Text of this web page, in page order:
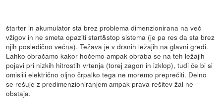
štarter in akumulator sta brez problema dimenzionirana na več
vžigov in ne smeta opaziti start&stop sistema (je pa res da sta brez
njih posledično večna). Težava je v drsnih ležajih na glavni gredi.
Lahko obračamo kakor hočemo ampak obraba se na teh ležajih
pojavi pri nizkih hitrostih vrtenja (torej zagon in izklop), tudi če bi si
omislili električno oljno črpalko tega ne moremo preprečiti. Delno
se rešuje z predimenzioniranjem ampak prava rešitev žal ne
obstaja.